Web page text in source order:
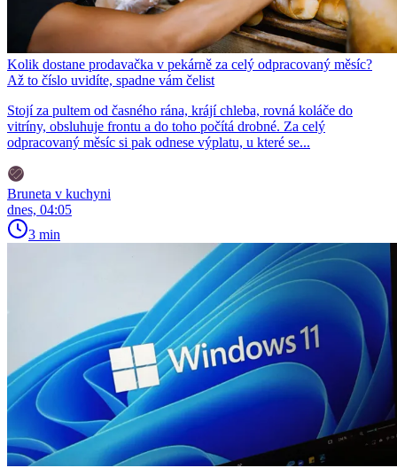
Kolik dostane prodavačka v pekárně za celý odpracovaný měsíc?
Až to číslo uvidíte, spadne vám čelist
Stojí za pultem od časného rána, krájí chleba, rovná koláče do
vitríny, obsluhuje frontu a do toho počítá drobné. Za celý
odpracovaný měsíc si pak odnese výplatu, u které se...
Bruneta v kuchyni
dnes, 04:05
3 min